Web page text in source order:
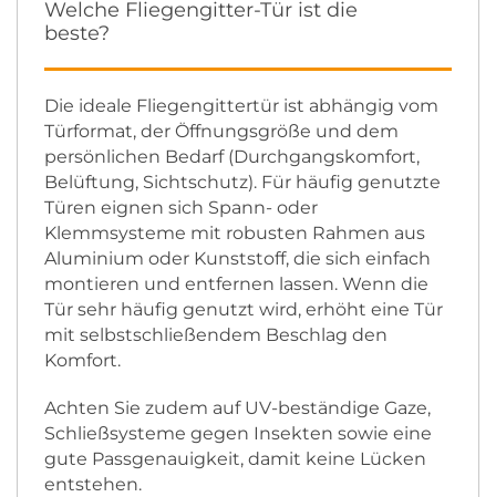
Welche Fliegengitter-Tür ist die
beste?
Die ideale Fliegengittertür ist abhängig vom
Türformat, der Öffnungsgröße und dem
persönlichen Bedarf (Durchgangskomfort,
Belüftung, Sichtschutz). Für häufig genutzte
Türen eignen sich Spann- oder
Klemmsysteme mit robusten Rahmen aus
Aluminium oder Kunststoff, die sich einfach
montieren und entfernen lassen. Wenn die
Tür sehr häufig genutzt wird, erhöht eine Tür
mit selbstschließendem Beschlag den
Komfort.
Achten Sie zudem auf UV-beständige Gaze,
Schließsysteme gegen Insekten sowie eine
gute Passgenauigkeit, damit keine Lücken
entstehen.